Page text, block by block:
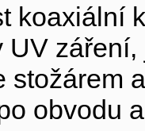
koaxiální
stožárem
obvodu